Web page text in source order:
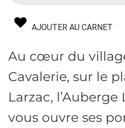
AJOUTER AU CARNET
Au cœur du
Cavalerie, sur le
Larzac, l’Auberge
vous ouvre ses